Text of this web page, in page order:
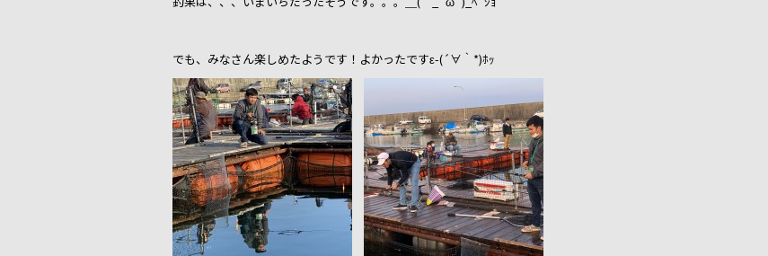
でも、みなさん楽しめたようです！よかったですε-(´∀｀*)ﾎｯ